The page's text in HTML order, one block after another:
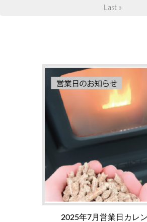
Last »
2025年7月営業日カレ